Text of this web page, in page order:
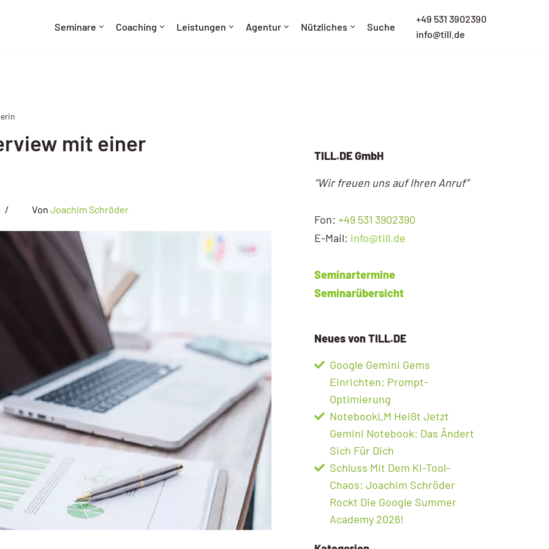
Seminare Coaching Leistungen Agentur Nützliches Suche
+49 531 3902390
info@till.de
mit einer
Von Joachim Schröder
TILL.DE GmbH
“Wir freuen uns auf Ihren Anruf”
Fon: +49 531 3902390
E-Mail: info@till.de
Seminartermine
Seminarübersicht
Neues von TILL.DE
Google Gemini Gems
Einrichten: Prompt-
Optimierung
NotebookLM Heißt Jetzt
Gemini Notebook: Das Ändert
Sich Für Dich
Schluss Mit Dem KI-Tool-
Chaos: Joachim Schröder
Rockt Die Google Summer
Academy 2026!